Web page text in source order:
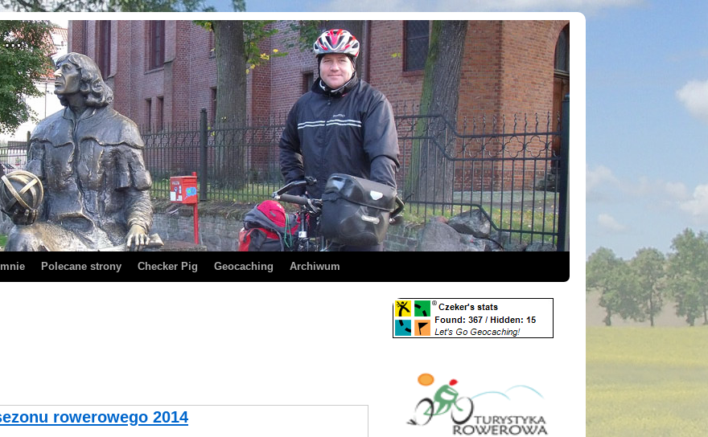
Polecane strony Checker Pig Geocaching Archiwum
rowerowego 2014